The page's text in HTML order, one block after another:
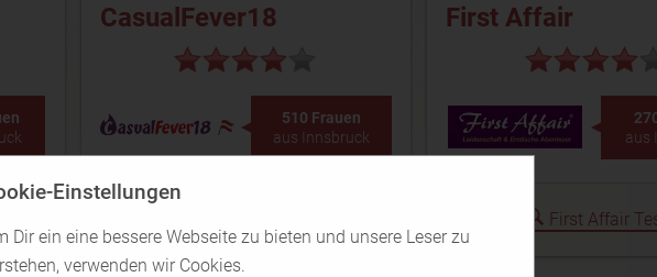
Einstellungen
Dir ein eine bessere Webseite zu bieten und unsere Leser zu
verwenden wir Cookies.
CasualFever18
510 Frauen
aus Innsbruck
First Affair
aus
First Affair